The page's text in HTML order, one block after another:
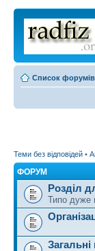
Список форумів
Теми без відповідей •
ФОРУМ
Розділ
Типо дуже
Загальні